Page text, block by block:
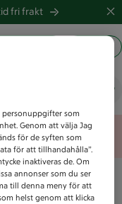
fri frakt
som
Genom att välja Jag
för de syften som
för att tillhandahålla”.
inaktiveras de. Om
annonser som du ser
till denna meny för att
helst genom att klicka